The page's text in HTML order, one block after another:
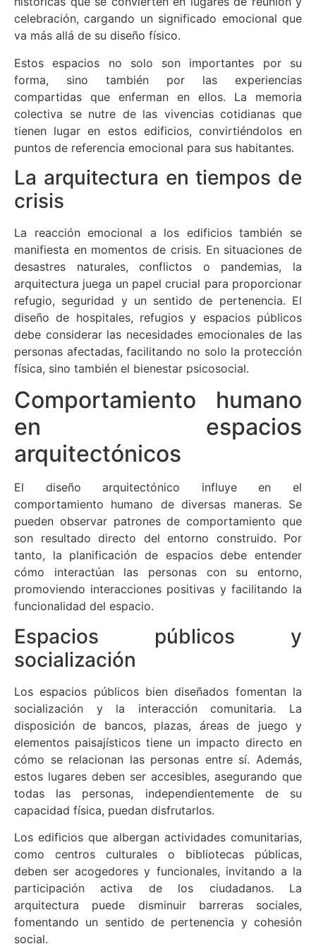
celebración, cargando un significado emocional que
va más allá de su diseño físico.
Estos espacios no solo son importantes por su
forma, sino también por las experiencias
compartidas que enferman en ellos. La memoria
colectiva se nutre de las vivencias cotidianas que
tienen lugar en estos edificios, convirtiéndolos en
puntos de referencia emocional para sus habitantes.
La arquitectura en tiempos de
crisis
La reacción emocional a los edificios también se
manifiesta en momentos de crisis. En situaciones de
desastres naturales, conflictos o pandemias, la
arquitectura juega un papel crucial para proporcionar
refugio, seguridad y un sentido de pertenencia. El
diseño de hospitales, refugios y espacios públicos
debe considerar las necesidades emocionales de las
personas afectadas, facilitando no solo la protección
física, sino también el bienestar psicosocial.
Comportamiento humano
en espacios
arquitectónicos
El diseño arquitectónico influye en el
comportamiento humano de diversas maneras. Se
pueden observar patrones de comportamiento que
son resultado directo del entorno construido. Por
tanto, la planificación de espacios debe entender
cómo interactúan las personas con su entorno,
promoviendo interacciones positivas y facilitando la
funcionalidad del espacio.
Espacios públicos y
socialización
Los espacios públicos bien diseñados fomentan la
socialización y la interacción comunitaria. La
disposición de bancos, plazas, áreas de juego y
elementos paisajísticos tiene un impacto directo en
cómo se relacionan las personas entre sí. Además,
estos lugares deben ser accesibles, asegurando que
todas las personas, independientemente de su
capacidad física, puedan disfrutarlos.
Los edificios que albergan actividades comunitarias,
como centros culturales o bibliotecas públicas,
deben ser acogedores y funcionales, invitando a la
participación activa de los ciudadanos. La
arquitectura puede disminuir barreras sociales,
fomentando un sentido de pertenencia y cohesión
social.